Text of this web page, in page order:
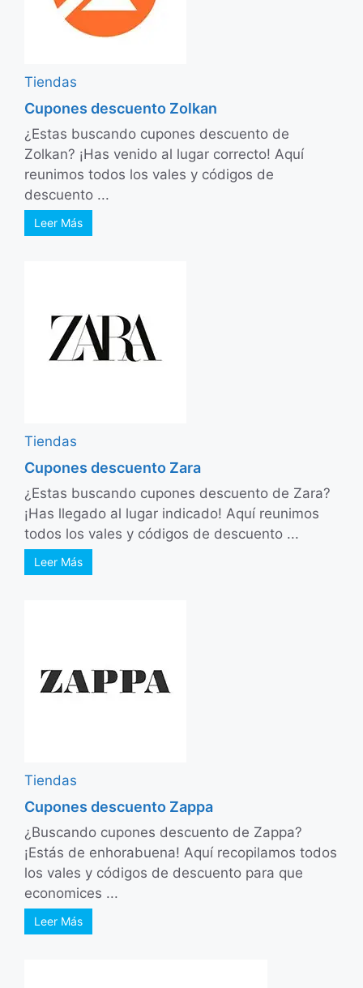
Tiendas
Cupones descuento Zolkan
¿Estas buscando cupones descuento de
Zolkan? ¡Has venido al lugar correcto! Aquí
reunimos todos los vales y códigos de
descuento ...
Leer Más
Tiendas
Cupones descuento Zara
¿Estas buscando cupones descuento de Zara?
¡Has llegado al lugar indicado! Aquí reunimos
todos los vales y códigos de descuento ...
Leer Más
Tiendas
Cupones descuento Zappa
¿Buscando cupones descuento de Zappa?
¡Estás de enhorabuena! Aquí recopilamos todos
los vales y códigos de descuento para que
economices ...
Leer Más